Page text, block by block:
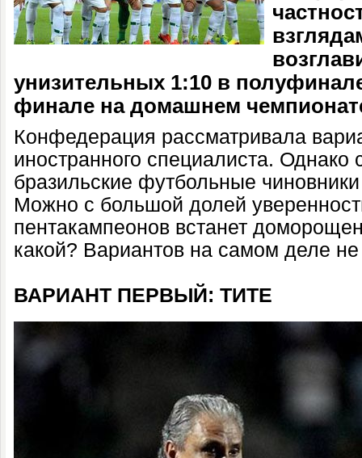
унизительных 1:10 в
финале на домашнем
Конфедерация рассматривала
иностранного специалиста. Однако
бразильские футбольные
Можно с большой долей
пентакампеонов встанет
какой? Вариантов на самом деле не
ВАРИАНТ ПЕРВЫЙ: ТИТЕ